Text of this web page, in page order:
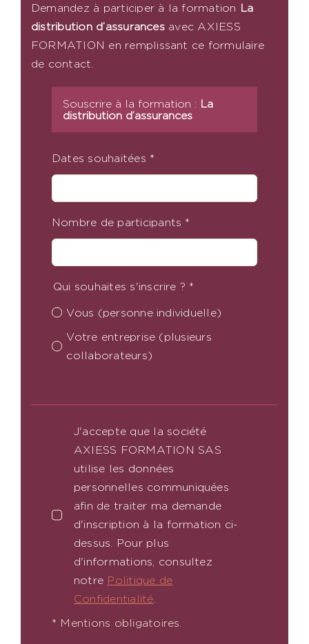
Demandez à participer à la formation La
distribution d’assurances​ avec AXIESS
FORMATION en remplissant ce formulaire
de contact.
Souscrire à la formation : La
distribution d’assurances
Dates souhaitées *
Nombre de participants *
Qui souhaites s'inscrire ? *
Vous (personne individuelle)
Votre entreprise (plusieurs
collaborateurs)
J'accepte que la société
AXIESS FORMATION SAS
utilise les données
personnelles communiquées
afin de traiter ma demande
d'inscription à la formation ci-
dessus. Pour plus
d'informations, consultez
notre Politique de
Confidentialité
* Mentions obligatoires.